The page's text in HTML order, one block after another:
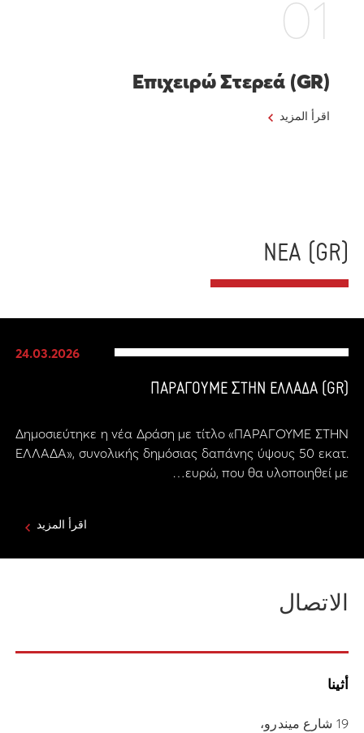
01
(GR) Επιχειρώ Στερεά
اقرأ المزيد
(GR) ΝΕΑ
24.03.2026
(GR) ΠΑΡΑΓΟΥΜΕ ΣΤΗΝ ΕΛΛΑΔΑ
Δημοσιεύτηκε η νέα Δράση με τίτλο «ΠΑΡΑΓΟΥΜΕ ΣΤΗΝ
ΕΛΛΑΔΑ», συνολικής δημόσιας δαπάνης ύψους 50 εκατ.
ευρώ, που θα υλοποιηθεί με…
اقرأ المزيد
الاتصال
أثينا
19 شارع ميندرو،